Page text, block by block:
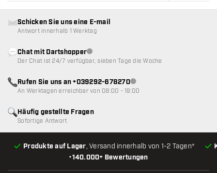
•140.000+ Bewertungen
Produkte auf Lager, Versand innerhalb von 1-2 Tagen*
Häufig gestellte Fragen
Sofortige Antwort
Schicken Sie uns eine E-mail
Antwort innerhalb 1 Werktag
Chat mit DartshopperKundenservice nicht verfügbar
Der Chat ist 24/7 verfügbar, sieben Tage die Woche
Rufen Sie uns an +039292-678270Kundenservice nicht
An Werktagen erreichbar von 08:00 - 19:00